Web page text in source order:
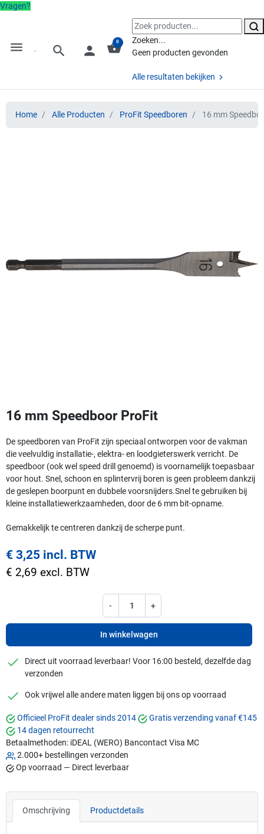
Vragen?
menu search person shopping_basket
0
Zoeken...
Geen producten gevonden
Alle resultaten bekijken
Home Alle Producten ProFit Speedboren 16 mm
16 mm Speedboor ProFit
De speedboren van ProFit zijn speciaal ontworpen voor de vakman
die veelvuldig installatie-, elektra- en loodgieterswerk verricht. De
speedboor (ook wel speed drill genoemd) is voornamelijk toepasbaar
voor hout. Snel, schoon en splintervrij boren is geen probleem dankzij
de geslepen boorpunt en dubbele voorsnijders.Snel te gebruiken bij
kleine installatiewerkzaamheden, door de 6 mm bit-opname.
Gemakkelijk te centreren dankzij de scherpe punt.
€ 3,25 incl. BTW
€ 2,69 excl. BTW
- +
In winkelwagen
checkmark
Direct uit voorraad leverbaar! Voor 16:00 besteld, dezelfde dag
verzonden
checkmark
Ook vrijwel alle andere maten liggen bij ons op voorraad
Officieel ProFit dealer sinds 2014
Gratis verzending vanaf €145
14 dagen retourrecht
Betaalmethoden: iDEAL (WERO) Bancontact Visa MC
2.000+ bestellingen verzonden
Op voorraad — Direct leverbaar
Omschrijving Productdetails